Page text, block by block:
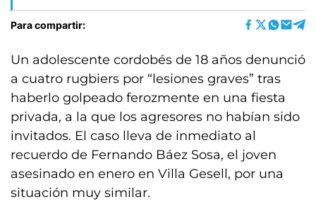
Para compartir:
Un adolescente cordobés de 18 años denunció
a cuatro rugbiers por “lesiones graves” tras
haberlo golpeado ferozmente en una fiesta
privada, a la que los agresores no habían sido
invitados. El caso lleva de inmediato al
recuerdo de Fernando Báez Sosa, el joven
asesinado en enero en Villa Gesell, por una
situación muy similar.